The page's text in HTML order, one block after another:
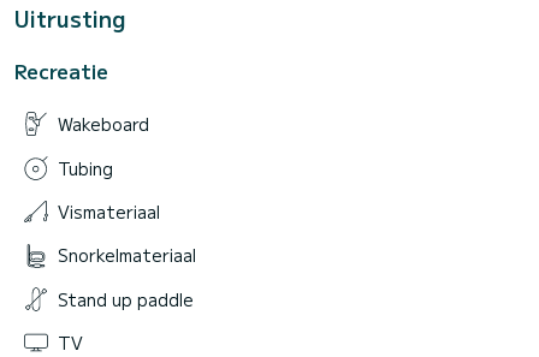
Uitrusting
Recreatie
Wakeboard
Tubing
Vismateriaal
Snorkelmateriaal
Stand up paddle
TV